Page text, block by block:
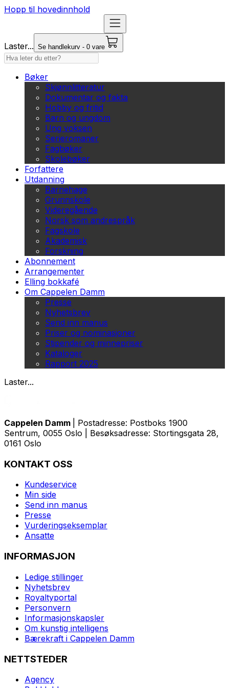
Hopp til hovedinnhold
Laster... Se handlekurv - 0 vare
Bøker
Skjønnlitteratur
Dokumentar og fakta
Hobby og fritid
Barn og ungdom
Ung voksen
Serieromaner
Fagbøker
Skolebøker
Forfattere
Utdanning
Barnehage
Grunnskole
Videregående
Norsk som andrespråk
Fagskole
Akademisk
Forskning
Abonnement
Arrangementer
Elling bokkafé
Om Cappelen Damm
Presse
Nyhetsbrev
Send inn manus
Priser og nominasjoner
Stipender og minnepriser
Kataloger
Rapport 2025
Laster...
Cappelen Damm
| Postadresse: Postboks 1900
Sentrum, 0055 Oslo | Besøksadresse: Stortingsgata 28,
0161 Oslo
KONTAKT OSS
Kundeservice
Min side
Send inn manus
Presse
Vurderingseksemplar
Ansatte
INFORMASJON
Ledige stillinger
Nyhetsbrev
Royaltyportal
Personvern
Informasjonskapsler
Om kunstig intelligens
Bærekraft i Cappelen Damm
NETTSTEDER
Agency